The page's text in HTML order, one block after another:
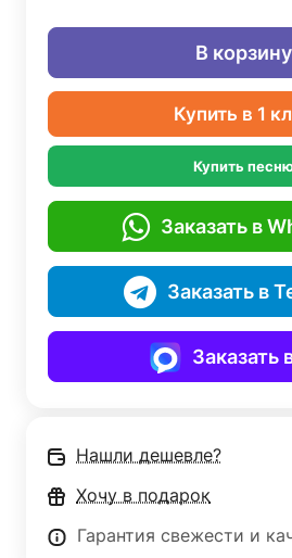
В корзину
Купить в 1
Купить
Заказать в
Заказать в
Заказать
Нашли дешевле?
Хочу в подарок
Гарантия свежести и